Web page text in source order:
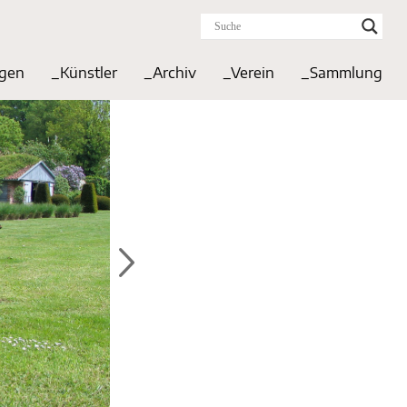
_Künstler _Archiv _Verein _Sammlung